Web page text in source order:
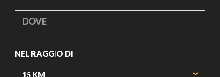
DOVE
NEL RAGGIO DI